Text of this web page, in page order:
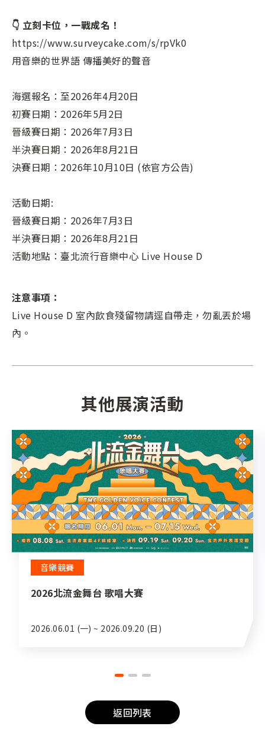
👇 立刻卡位，一戰成名！
https://www.surveycake.com/s/rpVk0
用音樂的世界語 傳播美好的聲音
海選報名：至2026年4月20日
初賽日期：2026年5月2日
晉級賽日期：2026年7月3日
半決賽日期：2026年8月21日
決賽日期：2026年10月10日 (依官方公告)
活動日期:
晉級賽日期：2026年7月3日
半決賽日期：2026年8月21日
活動地點：臺北流行音樂中心 Live House D
注意事項：
Live House D 室內飲食殘留物請逕自帶走，勿亂丟於場
內。
其他展演活動
音樂競賽
2026北流金舞台 歌唱大賽
2026.06.01 (一) ~ 2026.09.20 (日)
返回列表